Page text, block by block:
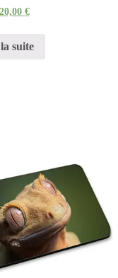
20,00 €
suite